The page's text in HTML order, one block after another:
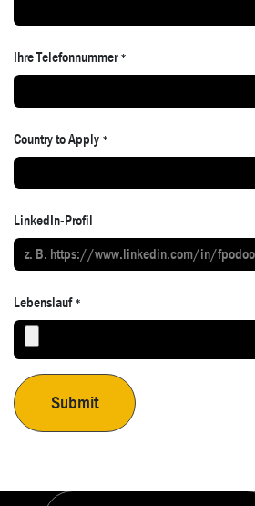
Ihre Telefonnummer*
Country to Apply *
LinkedIn-Profil
Lebenslauf*
Submit